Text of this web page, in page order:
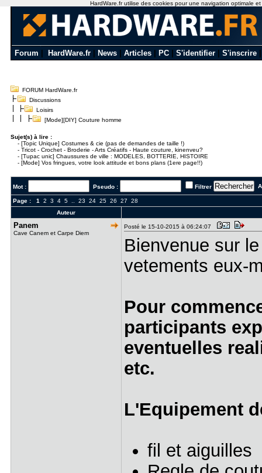
Forum HardWare.fr News Articles PC S'identifier S'inscrire
FORUM HardWare.fr
Discussions
Loisirs
[Mode][DIY] Couture homme
Sujet(s) à lire :
- [Topic Unique] Costumes & cie (pas de demandes de taille !)
- Tricot - Crochet - Broderie - Arts Créatifs - Haute couture, kinenveu?
- [Tupac unic] Chaussures de ville : MODELES, BOTTERIE, HISTOIRE
- [Mode] Vos fringues, votre look attitude et bons plans (1ere page!!)
Mot : Pseudo : Filtrer
Page : 1 2 3 4 5.. 23 24 25 26 27
28
Auteur
Panem
Cave Canem et Carpe Diem
Posté le 15-10-2015 à 06:24:07
Bienvenue sur
vetements eux-
Pour
participants
eventuelles
etc.
L'Equipement
fil et aiguilles
HardWare.fr utilise des cookies pour une navigation optimale